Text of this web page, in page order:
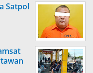
Satpol